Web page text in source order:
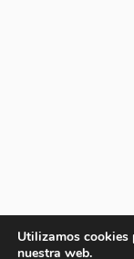
Utilizamos cookies
nuestra web.